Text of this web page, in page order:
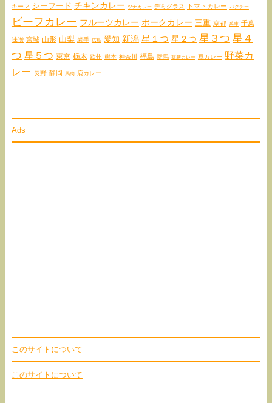
キーマ シーフード チキンカレー ツナカレー デミグラス トマトカレー パクチー
ビーフカレー フルーツカレー ポークカレー 三重 京都 兵庫 千葉
味噌 宮城 山形 山梨 岩手 広島 愛知 新潟 星１つ 星２つ 星３つ 星４
つ 星５つ 東京 栃木 欧州 熊本 神奈川 福島 群馬 薬膳カレー 豆カレー 野菜カ
レー 長野 静岡 馬肉 鹿カレー
Ads
このサイトについて
このサイトについて